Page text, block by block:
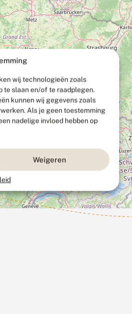
wij technologieën zoals
te slaan en/of te raadplegen.
kunnen wij gegevens zoals
Als je geen toestemming
nadelige invloed hebben op
Weigeren